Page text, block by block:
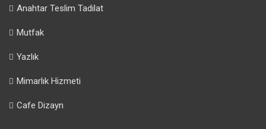
Anahtar Teslim Tadilat
Mutfak
Yazlık
Mimarlık Hizmeti
Cafe Dizayn